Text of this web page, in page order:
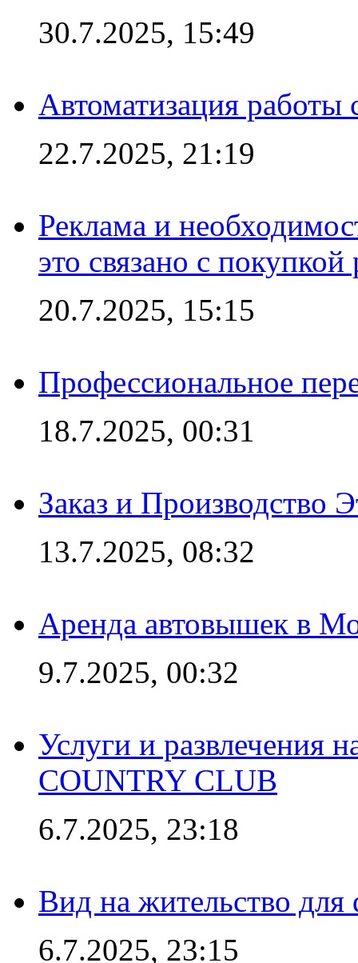
30.7.2025, 15:49
Автоматизация работы
22.7.2025, 21:19
Реклама и
это связано с покупкой
20.7.2025, 15:15
Профессиональное
18.7.2025, 00:31
Заказ и Производство
13.7.2025, 08:32
Аренда автовышек в
9.7.2025, 00:32
Услуги и развлечения
COUNTRY CLUB
6.7.2025, 23:18
Вид на жительство
6.7.2025, 23:15